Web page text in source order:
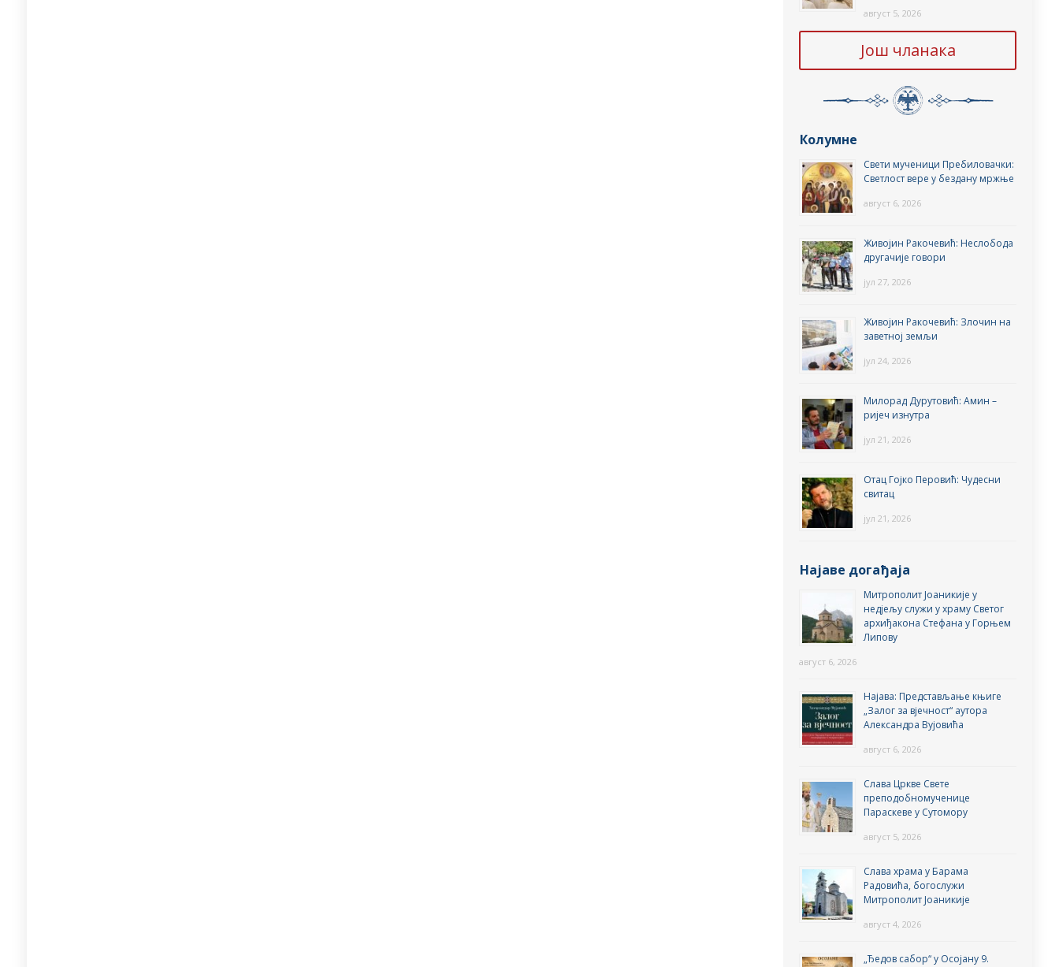
август 5, 2026
Још чланака
Колумне
Свети мученици Пребиловачки:
Светлост вере у бездану мржње
август 6, 2026
Живојин Ракочевић: Неслобода
другачије говори
јул 27, 2026
Живојин Ракочевић: Злочин на
заветној земљи
јул 24, 2026
Милорад Дурутовић: Амин –
ријеч изнутра
јул 21, 2026
Отац Гојко Перовић: Чудесни
свитац
јул 21, 2026
Најаве догађаја
Митрополит Јоаникије у
недјељу служи у храму Светог
архиђакона Стефана у Горњем
Липову
август 6, 2026
Најава: Представљање књиге
„Залог за вјечност“ аутора
Александра Вујовића
август 6, 2026
Слава Цркве Свете
преподобномученице
Параскеве у Сутомору
август 5, 2026
Слава храма у Барама
Радовића, богослужи
Митрополит Јоаникије
август 4, 2026
„Ђедов сабор“ у Осојану 9.